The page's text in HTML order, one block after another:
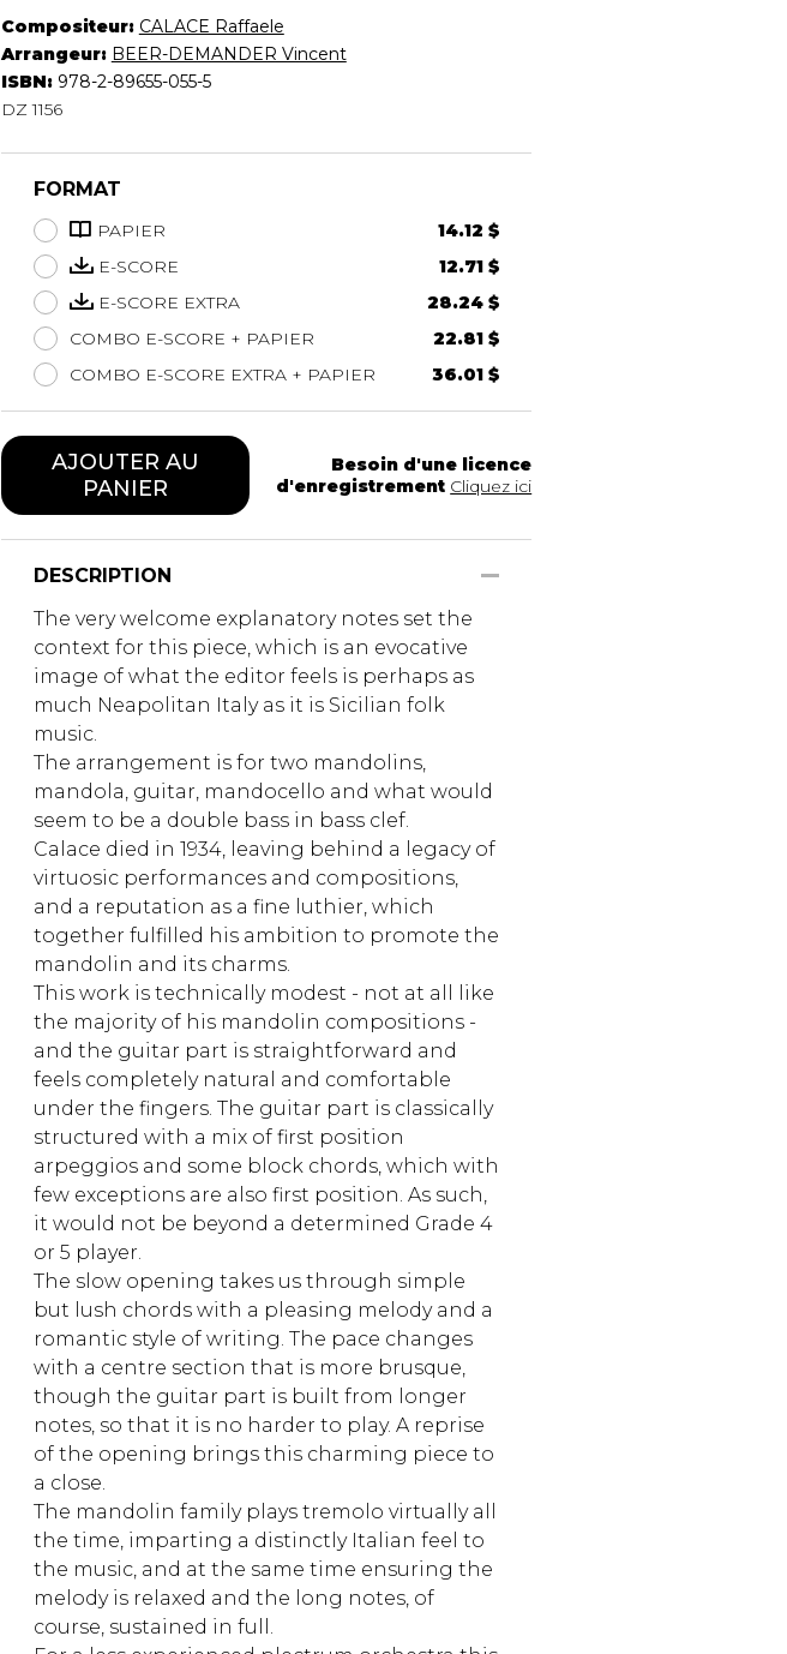
Hautbois
Luth
Mandoline
Orgue
Saxophone
Trombone
Trompette
Tuba
Ukulélé
Violon
Violoncelle
Voix
Compositeur: CALACE Raffaele
Arrangeur: BEER-DEMANDER Vincent
ISBN: 978-2-89655-055-5
DZ 1156
FORMAT
PAPIER
14.12 $
E-SCORE
12.71 $
E-SCORE EXTRA
28.24 $
COMBO E-SCORE + PAPIER
22.81 $
COMBO E-SCORE EXTRA + PAPIER
36.01 $
AJOUTER AU
PANIER
Besoin d'une licence
d'enregistrement Cliquez ici
DESCRIPTION
The very welcome explanatory notes set the
context for this piece, which is an evocative
image of what the editor feels is perhaps as
much Neapolitan Italy as it is Sicilian folk
music.
The arrangement is for two mandolins,
mandola, guitar, mandocello and what would
seem to be a double bass in bass clef.
Calace died in 1934, leaving behind a legacy of
virtuosic performances and compositions,
and a reputation as a fine luthier, which
together fulfilled his ambition to promote the
mandolin and its charms.
This work is technically modest - not at all like
the majority of his mandolin compositions -
and the guitar part is straightforward and
feels completely natural and comfortable
under the fingers. The guitar part is classically
structured with a mix of first position
arpeggios and some block chords, which with
few exceptions are also first position. As such,
it would not be beyond a determined Grade 4
or 5 player.
The slow opening takes us through simple
but lush chords with a pleasing melody and a
romantic style of writing. The pace changes
with a centre section that is more brusque,
though the guitar part is built from longer
notes, so that it is no harder to play. A reprise
of the opening brings this charming piece to
a close.
The mandolin family plays tremolo virtually all
the time, imparting a distinctly Italian feel to
the music, and at the same time ensuring the
melody is relaxed and the long notes, of
course, sustained in full.